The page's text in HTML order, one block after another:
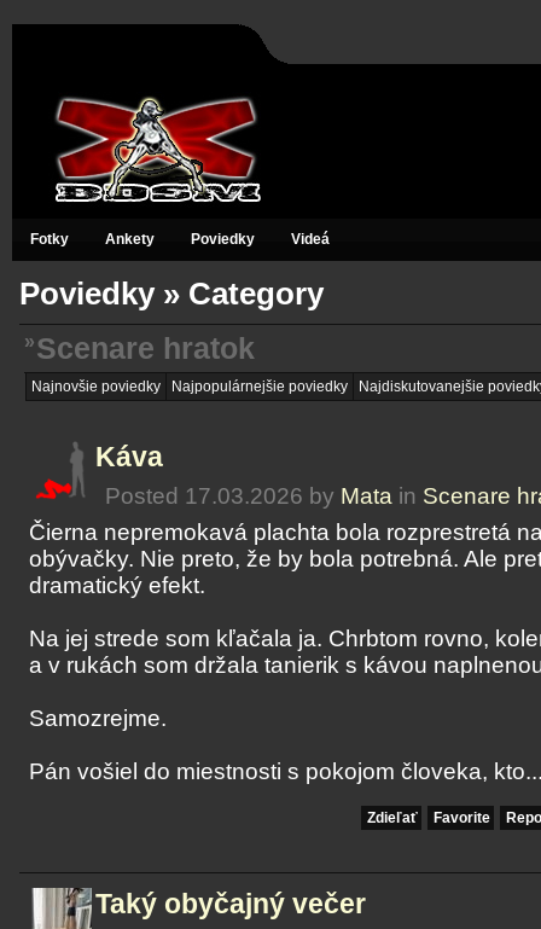
Fotky Ankety Poviedky Videá
Poviedky» Category
»Scenare hratok
Najnovšie poviedky Najpopulárnejšie poviedky Najdiskutovanejšie
Káva
Posted 17.03.2026 by Mata in Scenare
Čierna nepremokavá plachta bola rozprestretá
obývačky. Nie preto, že by bola potrebná. Ale
dramatický efekt.
Na jej strede som kľačala ja. Chrbtom rovno,
a v rukách som držala tanierik s kávou
Samozrejme.
Pán vošiel do miestnosti s pokojom človeka,
Zdieľať Favorite
Taký obyčajný večer